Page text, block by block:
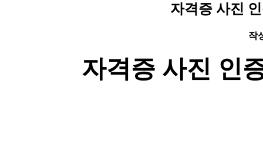
자격증 사진
작
자격증 사진 인